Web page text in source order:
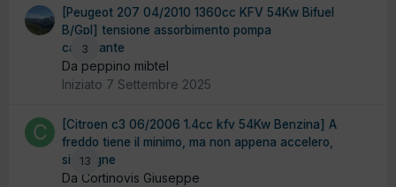
3
[Peugeot 207 04/2010 1360cc KFV 54Kw Bifuel
B/Gpl] tensione assorbimento pompa
carburante
Da peppino mibtel
Iniziato 7 Settembre 2025
13
[Citroen c3 06/2006 1.4cc kfv 54Kw Benzina] A
freddo tiene il minimo, ma non appena accelero,
si spegne
Da Cortinovis Giuseppe